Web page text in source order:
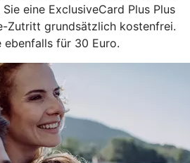
eine ExclusiveCard Plus Plus
Zutritt grundsätzlich kostenfrei.
ebenfalls für 30 Euro.